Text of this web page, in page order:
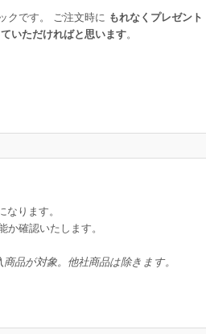
クです。 ご注文時に もれなくプレゼント
いただければと思います。
なります。
確認いたします。
品が対象。他社商品は除きます。